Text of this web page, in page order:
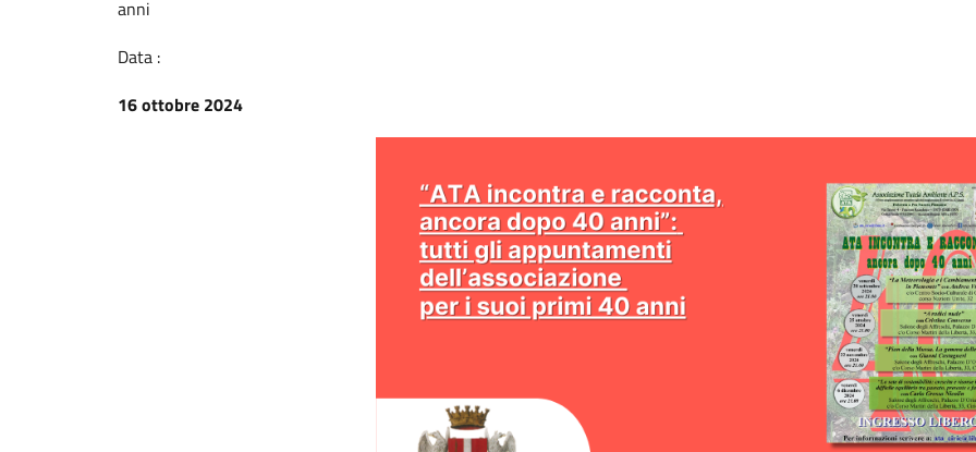
anni
Data :
16 ottobre 2024